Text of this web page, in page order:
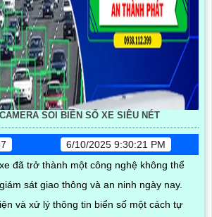
SOI BIỂN SỐ XE SIÊU NÉT
6/10/2025 9:30:21 PM
đã trở thành một công nghệ không thể
sát giao thông và an ninh ngày nay.
và xử lý thông tin biển số một cách tự